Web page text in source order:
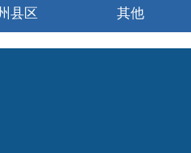
县区 其他